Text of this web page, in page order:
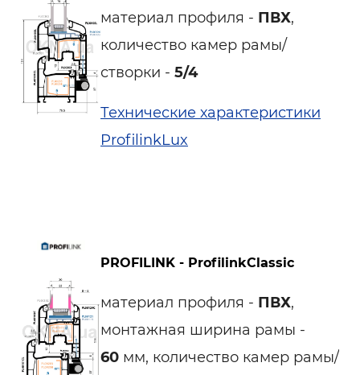
материал профиля - ПВХ,
количество камер рамы/
створки - 5/4
Технические характеристики
ProfilinkLux
PROFILINK - ProfilinkClassic
материал профиля - ПВХ,
монтажная ширина рамы -
60 мм, количество камер рамы/